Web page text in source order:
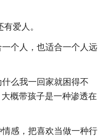
爱人。
个人，也适合一个人远
么我一回家就困得不
概带孩子是一种渗透在
感，把喜欢当做一种行